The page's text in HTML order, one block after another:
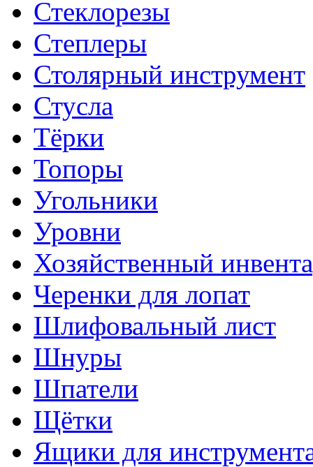
Стеклорезы
Степлеры
Столярный инструмент
Стусла
Тёрки
Топоры
Угольники
Уровни
Хозяйственный
Черенки для лопат
Шлифовальный лист
Шнуры
Шпатели
Щётки
Ящики для